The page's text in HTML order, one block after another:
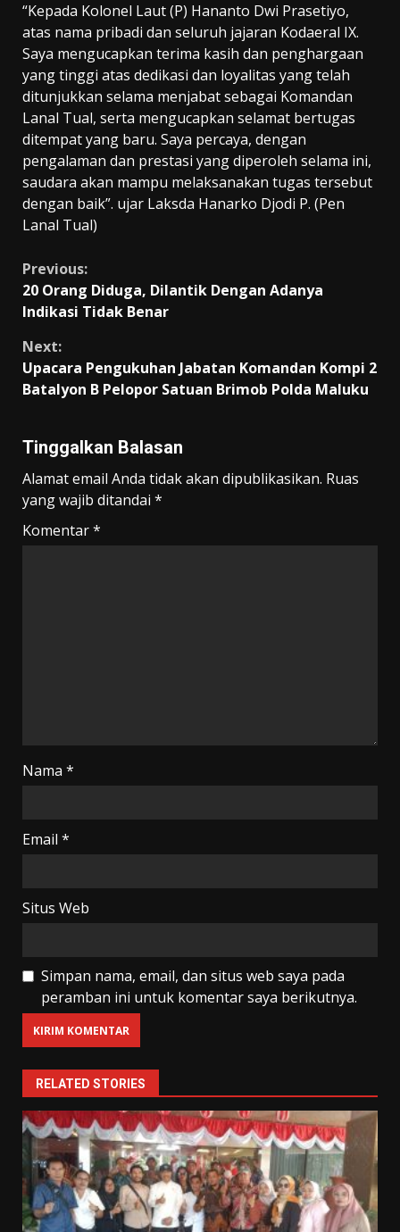
“Kepada Kolonel Laut (P) Hananto Dwi Prasetiyo,
atas nama pribadi dan seluruh jajaran Kodaeral IX.
Saya mengucapkan terima kasih dan penghargaan
yang tinggi atas dedikasi dan loyalitas yang telah
ditunjukkan selama menjabat sebagai Komandan
Lanal Tual, serta mengucapkan selamat bertugas
ditempat yang baru. Saya percaya, dengan
pengalaman dan prestasi yang diperoleh selama ini,
saudara akan mampu melaksanakan tugas tersebut
dengan baik”. ujar Laksda Hanarko Djodi P. (Pen
Lanal Tual)
Continue
Reading
Previous:
20 Orang Diduga, Dilantik Dengan Adanya
Indikasi Tidak Benar
Next:
Upacara Pengukuhan Jabatan Komandan Kompi 2
Batalyon B Pelopor Satuan Brimob Polda Maluku
Tinggalkan Balasan
Alamat email Anda tidak akan dipublikasikan. Ruas
yang wajib ditandai *
Komentar*
Nama *
Email *
Situs Web
Simpan nama, email, dan situs web saya pada
peramban ini untuk komentar saya berikutnya.
RELATED STORIES